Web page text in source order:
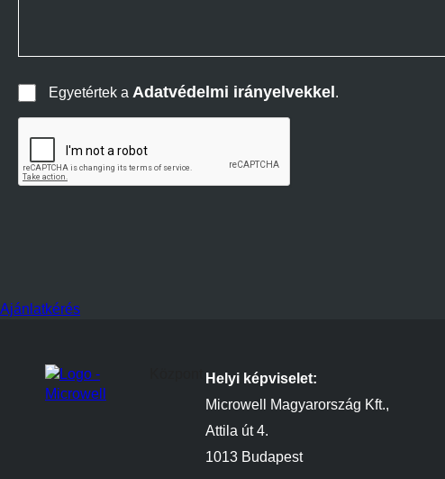
Egyetértek a Adatvédelmi irányelvekkel .
Ajánlatkérés
Helyi képviselet:
Microwell Magyarország Kft.,
Attila út 4.
1013 Budapest